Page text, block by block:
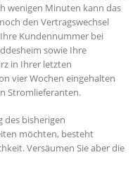
wenigen Minuten kann das
den Vertragswechsel
Kundennummer bei
sowie Ihre
in Ihrer letzten
vier Wochen eingehalten
Stromlieferanten.
des bisherigen
möchten, besteht
Versäumen Sie aber die